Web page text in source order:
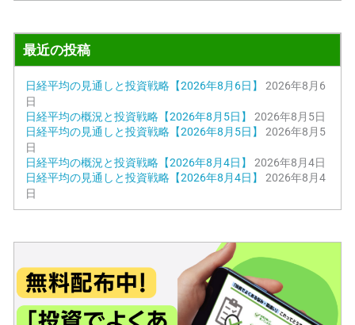
最近の投稿
日経平均の見通しと投資戦略【2026年8月6日】
2026年8月6
日
日経平均の概況と投資戦略【2026年8月5日】
2026年8月5日
日経平均の見通しと投資戦略【2026年8月5日】
2026年8月5
日
日経平均の概況と投資戦略【2026年8月4日】
2026年8月4日
日経平均の見通しと投資戦略【2026年8月4日】
2026年8月4
日